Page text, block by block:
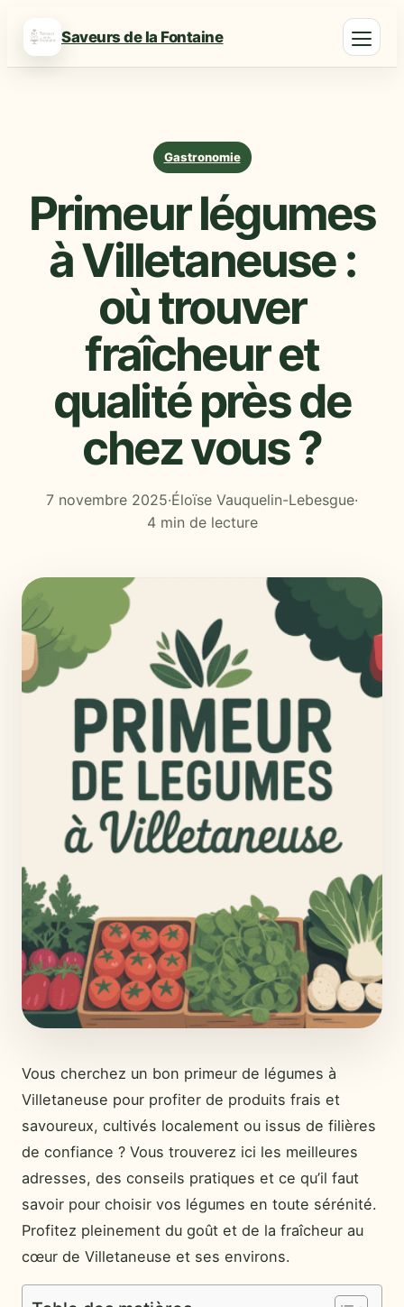
Saveurs de la Fontaine
Gastronomie
Primeur légumes
à Villetaneuse :
où trouver
fraîcheur et
qualité près de
chez vous ?
7 novembre 2025·Éloïse Vauquelin-Lebesgue·
4 min de lecture
Vous cherchez un bon primeur de légumes à
Villetaneuse pour profiter de produits frais et
savoureux, cultivés localement ou issus de filières
de confiance ? Vous trouverez ici les meilleures
adresses, des conseils pratiques et ce qu’il faut
savoir pour choisir vos légumes en toute sérénité.
Profitez pleinement du goût et de la fraîcheur au
cœur de Villetaneuse et ses environs.